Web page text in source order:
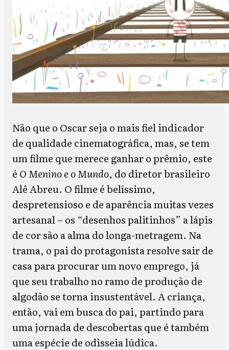
Não que o Oscar seja o mais fiel indicador
de qualidade cinematográfica, mas, se tem
um filme que merece ganhar o prêmio, este
é O Menino e o Mundo, do diretor brasileiro
Alê Abreu. O filme é belíssimo,
despretensioso e de aparência muitas vezes
artesanal – os “desenhos palitinhos” a lápis
de cor são a alma do longa-metragem. Na
trama, o pai do protagonista resolve sair de
casa para procurar um novo emprego, já
que seu trabalho no ramo de produção de
algodão se torna insustentável. A criança,
então, vai em busca do pai, partindo para
uma jornada de descobertas que é também
uma espécie de odisseia lúdica.